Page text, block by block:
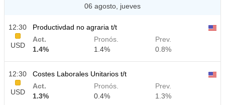
06 agosto, jueves
12:30
USD
Productivdad no agraria t/t
Act.
1.4%
Pronós.
1.4%
Prev.
0.8%
12:30
USD
Costes Laborales Unitarios t/t
Act.
1.3%
Pronós.
0.4%
Prev.
1.3%